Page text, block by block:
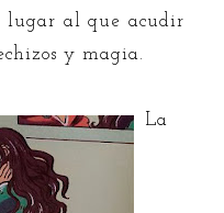
lugar al que acudir
y magia.
La